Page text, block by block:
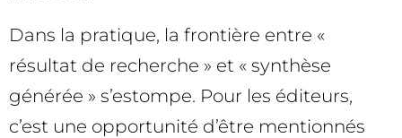
Dans la pratique, la frontière entre «
résultat de recherche » et « synthèse
générée » s’estompe. Pour les éditeurs,
c’est une opportunité d’être mentionnés